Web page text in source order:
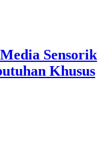
Sensorik
Khusus